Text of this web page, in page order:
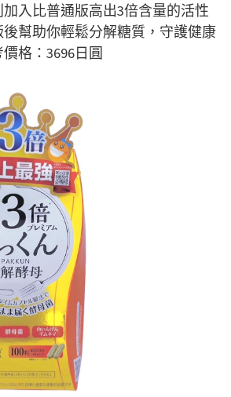
入比普通版高出3倍含量的活性
幫助你輕鬆分解糖質，守護健康
格：3696日圓